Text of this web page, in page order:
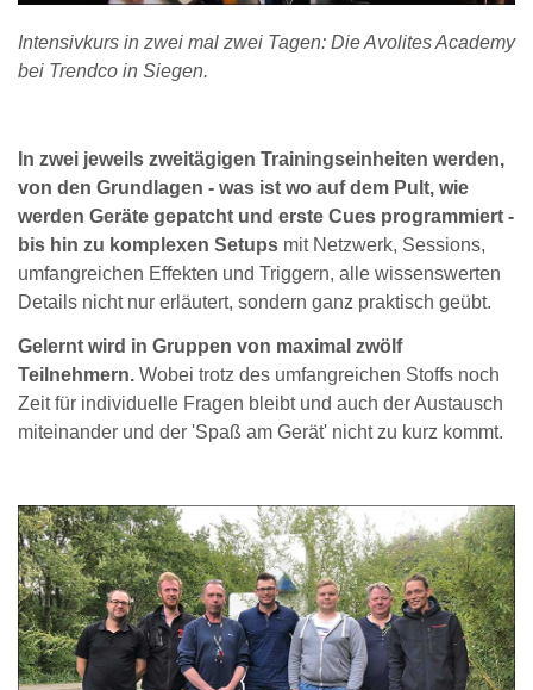
Intensivkurs in zwei mal zwei Tagen: Die Avolites Academy
bei Trendco in Siegen.
In zwei jeweils zweitägigen Trainingseinheiten werden,
von den Grundlagen - was ist wo auf dem Pult, wie
werden Geräte gepatcht und erste Cues programmiert -
bis hin zu komplexen Setups mit Netzwerk, Sessions,
umfangreichen Effekten und Triggern, alle wissenswerten
Details nicht nur erläutert, sondern ganz praktisch geübt.
Gelernt wird in Gruppen von maximal zwölf
Teilnehmern. Wobei trotz des umfangreichen Stoffs noch
Zeit für individuelle Fragen bleibt und auch der Austausch
miteinander und der 'Spaß am Gerät' nicht zu kurz kommt.